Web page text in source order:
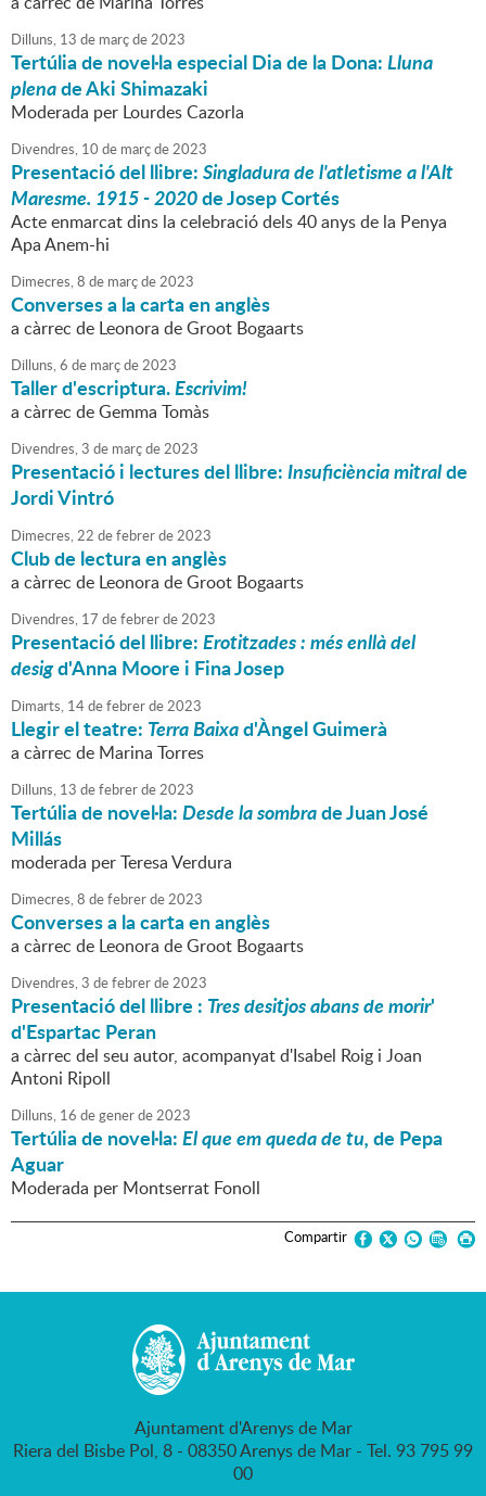
Dilluns, 13 de marçde2023
Tertúlia de novel·la especial Dia de la Dona:Lluna
plenade Aki Shimazaki
Moderada per Lourdes Cazorla
Divendres, 10 de marçde2023
Presentació del llibre:Singladura de l'atletisme a l'Alt
Maresme. 1915 - 2020de Josep Cortés
Acte enmarcat dins la celebració dels 40 anys de la Penya
Apa Anem-hi
Dimecres,8 de marçde2023
Converses a la carta en anglès
a càrrec de Leonora de Groot Bogaarts
Dilluns,6 de marçde2023
Taller d'escriptura.Escrivim!
a càrrec de Gemma Tomàs
Divendres,3 de marçde2023
Presentació i lectures del llibre:Insuficiència mitralde
Jordi Vintró
Dimecres,22 defebrerde2023
Club de lectura en anglès
a càrrec de Leonora de Groot Bogaarts
Divendres, 17 defebrerde2023
Presentació del llibre:Erotitzades : més enllà del
desigd'Anna Moore i Fina Josep
Dimarts, 14defebrerde2023
Llegir el teatre: Terra Baixad'Àngel Guimerà
a càrrec de Marina Torres
Dilluns, 13 defebrerde2023
Tertúlia de novel·la:Desde la sombrade Juan José
Millás
moderada per Teresa Verdura
Dimecres,8 defebrerde2023
Converses a la carta en anglès
a càrrec de Leonora de Groot Bogaarts
Divendres,3 defebrerde2023
Presentació del llibre : Tres desitjos abans de morir'
d'Espartac Peran
a càrrec del seu autor, acompanyat d'Isabel Roig i Joan
Antoni Ripoll
Dilluns, 16 degenerde2023
Tertúlia de novel·la:El que em queda de tu,de Pepa
Aguar
Moderada per Montserrat Fonoll
Compartir
Ajuntament d'Arenys de Mar
Riera del Bisbe Pol, 8 - 08350 Arenys de Mar - Tel. 93 795 99
00